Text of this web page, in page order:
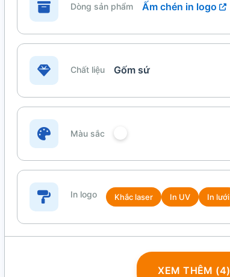
Dòng sản phẩm Ấm chén in logo
Chất liệu Gốm sứ
Màu sắc
In logo Khắc laser In UV In lưới
XEM THÊM (4)